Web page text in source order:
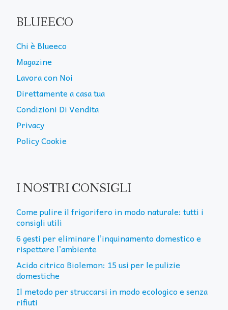
BLUEECO
Chi è Blueeco
Magazine
Lavora con Noi
Direttamente a casa tua
Condizioni Di Vendita
Privacy
Policy Cookie
I NOSTRI CONSIGLI
Come pulire il frigorifero in modo naturale: tutti i
consigli utili
6 gesti per eliminare l’inquinamento domestico e
rispettare l’ambiente
Acido citrico Biolemon: 15 usi per le pulizie
domestiche
Il metodo per struccarsi in modo ecologico e senza
rifiuti